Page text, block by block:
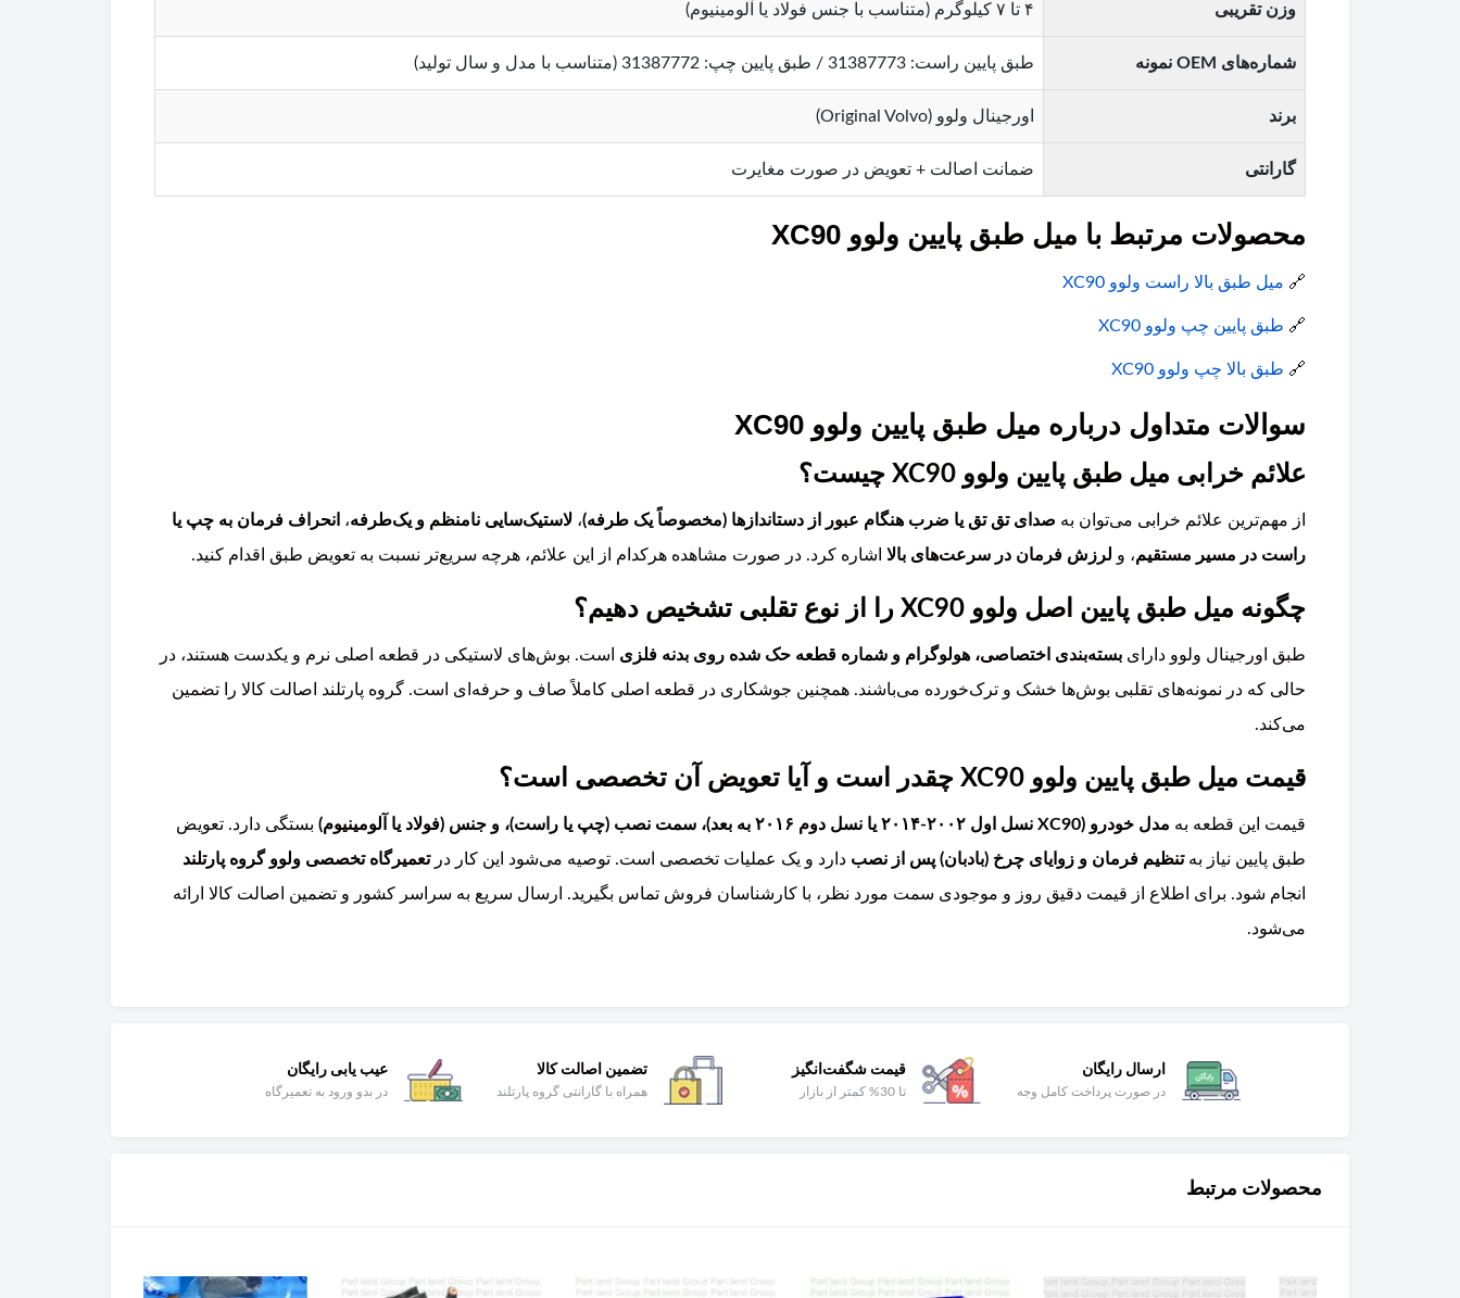
وزن تقریبی ۴ تا ۷ کیلوگرم (متناسب با جنس فولاد یا آلومینیوم)
شماره‌های OEM نمونه طبق پایین راست: 31387773 / طبق پایین چپ: 31387772 (متناسب با مدل و سال تولید)
برند اورجینال ولوو (Original Volvo)
گارانتی ضمانت اصالت + تعویض در صورت مغایرت
محصولات مرتبط با میل طبق پایین ولوو XC90
🔗 میل طبق بالا راست ولوو XC90
🔗 طبق پایین چپ ولوو XC90
🔗 طبق بالا چپ ولوو XC90
سوالات متداول درباره میل طبق پایین ولوو XC90
علائم خرابی میل طبق پایین ولوو XC90 چیست؟
از مهم‌ترین علائم خرابی می‌توان به صدای تق تق یا ضرب هنگام عبور از دستاندازها (مخصوصاً یک طرفه)، لاستیک‌سایی نامنظم و یک‌طرفه، انحراف فرمان به چپ یا
راست در مسیر مستقیم، و لرزش فرمان در سرعت‌های بالا اشاره کرد. در صورت مشاهده هرکدام از این علائم، هرچه سریع‌تر نسبت به تعویض طبق اقدام کنید.
چگونه میل طبق پایین اصل ولوو XC90 را از نوع تقلبی تشخیص دهیم؟
طبق اورجینال ولوو دارای بسته‌بندی اختصاصی، هولوگرام و شماره قطعه حک شده روی بدنه فلزی است. بوش‌های لاستیکی در قطعه اصلی نرم و یکدست هستند، در
حالی که در نمونه‌های تقلبی بوش‌ها خشک و ترک‌خورده می‌باشند. همچنین جوشکاری در قطعه اصلی کاملاً صاف و حرفه‌ای است. گروه پارتلند اصالت کالا را تضمین
می‌کند.
قیمت میل طبق پایین ولوو XC90 چقدر است و آیا تعویض آن تخصصی است؟
قیمت این قطعه به مدل خودرو (XC90 نسل اول ۲۰۰۲-۲۰۱۴ یا نسل دوم ۲۰۱۶ به بعد)، سمت نصب (چپ یا راست)، و جنس (فولاد یا آلومینیوم)
بستگی دارد. تعویض
طبق پایین نیاز بهتنظیم فرمان و زوایای چرخ (بادبان) پس از نصب دارد و یک عملیات تخصصی است. توصیه می‌شود این کار درتعمیرگاه تخصصی ولوو گروه پارتلند
انجام شود. برای اطلاع از قیمت دقیق روز و موجودی سمت مورد نظر، با کارشناسان فروش تماس بگیرید. ارسال سریع به سراسر کشور و تضمین اصالت کالا ارائه
می‌شود.
ارسال رایگان
در صورت پرداخت کامل وجه
قیمت شگفت‌انگیز
تا 30% کمتر از بازار
تضمین اصالت کالا
همراه با گارانتی گروه پارتلند
عیب یابی رایگان
در بدو ورود به تعمیرگاه
محصولات مرتبط